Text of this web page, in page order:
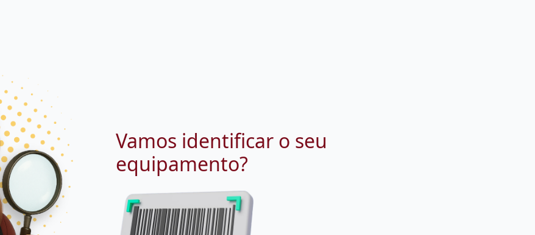
Vamos identificar o seu
equipamento?